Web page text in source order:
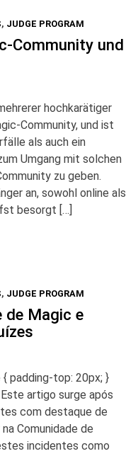
, JUDGE PROGRAM
Community und
hochkarätiger
Community, und ist
als auch ein
Umgang mit solchen
zu geben.
an, sowohl online als
besorgt […]
, JUDGE PROGRAM
de Magic e
padding-top: 20px; }
artigo surge após
com destaque de
Comunidade de
incidentes como